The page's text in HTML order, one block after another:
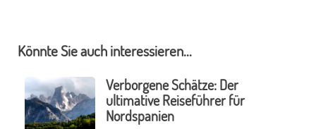
Könnte Sie auch interessieren...
Verborgene Schätze: Der
ultimative Reiseführer für
Nordspanien